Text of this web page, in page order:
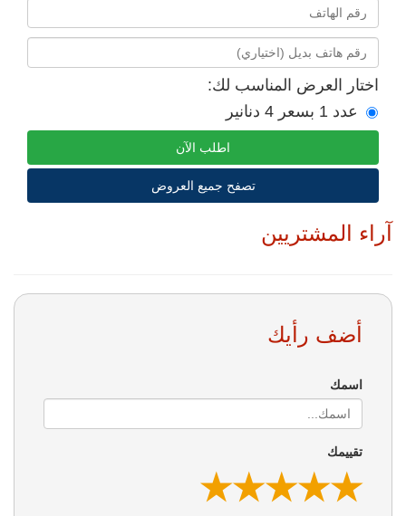
اختار العرض المناسب لك:
عدد 1 بسعر 4 دنانير
اطلب الآن
تصفح جميع العروض
آراء المشتريين
أضف رأيك
اسمك
تقييمك
★
★
★★
★
★ ★
★
★
★ ★
★
★
★
★